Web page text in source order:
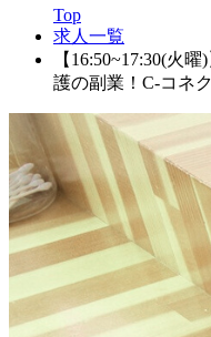
Top
求人一覧
【16:50~17:30(火
護の副業！C-コネ